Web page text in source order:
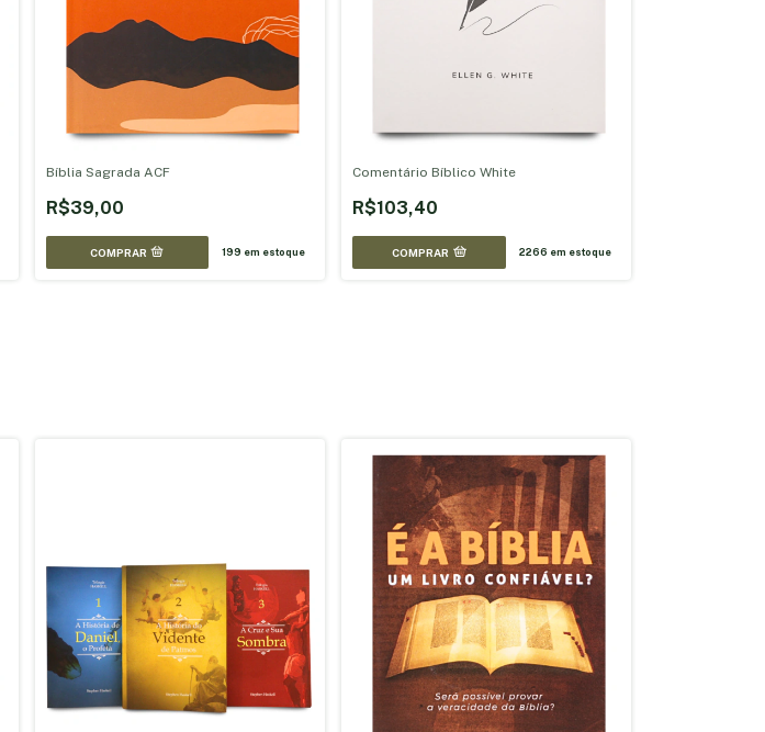
Bíblia Sagrada ACF
R$39,00
199 em estoque
Comentário Bíblico White
R$103,40
COMPRAR 2266 em estoque